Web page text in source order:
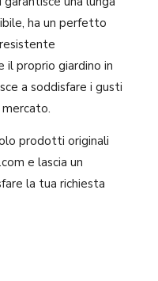
ha un perfetto
il proprio giardino in
a soddisfare i gusti
prodotti originali
e lascia un
la tua richiesta